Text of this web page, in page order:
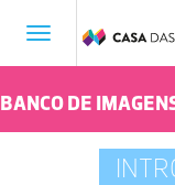
Toggle
BANCO DE